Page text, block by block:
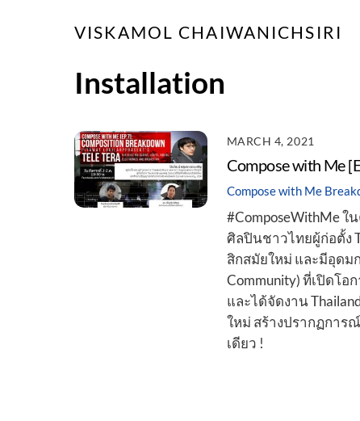
VISKAMOL CHAIWANICHSIRI
Installation
MARCH 4, 2021
Compose with Me
Compose with Me
#ComposeWithMe
ศิลปินชาวไทยผู้ก่อตั้ง
สิกสมัยใหม่ และมีอุดม
Community) ที่เปิดโ
และได้จัดงาน
ใหม่ สร้างปรากฏการ
เดียว !